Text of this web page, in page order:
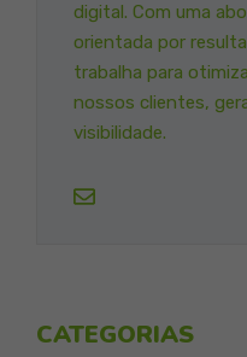
digital. Com uma
orientada por
trabalha para
nossos clientes,
visibilidade.
CATEGORIAS